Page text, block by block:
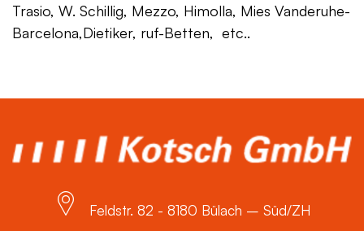
Trasio, W. Schillig, Mezzo, Himolla, Mies Vanderuhe-
Barcelona,Dietiker, ruf-Betten, etc..
Feldstr. 82 - 8180 Bülach – Süd/ZH